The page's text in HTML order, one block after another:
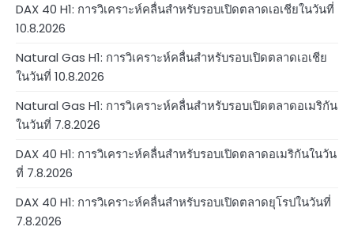
DAX 40 H1: การวิเคราะห์คลื่นสำหรับรอบเปิดตลาดเอเชียในวันที่
10.8.2026
Natural Gas H1: การวิเคราะห์คลื่นสำหรับรอบเปิดตลาดเอเชีย
ในวันที่ 10.8.2026
Natural Gas H1: การวิเคราะห์คลื่นสำหรับรอบเปิดตลาดอเมริกัน
ในวันที่ 7.8.2026
DAX 40 H1: การวิเคราะห์คลื่นสำหรับรอบเปิดตลาดอเมริกันในวัน
ที่ 7.8.2026
DAX 40 H1: การวิเคราะห์คลื่นสำหรับรอบเปิดตลาดยุโรปในวันที่
7.8.2026